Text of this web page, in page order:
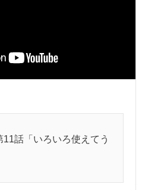
11話「いろいろ使えてう